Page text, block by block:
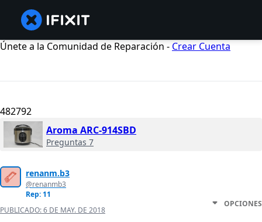
Únete a la Comunidad de Reparación - Crear Cuenta
482792
Aroma ARC-914SBD
Preguntas 7
renanm.b3
@renanmb3
Rep: 11
PUBLICADO:6 DE MAY. DE 2018
OPCIONES